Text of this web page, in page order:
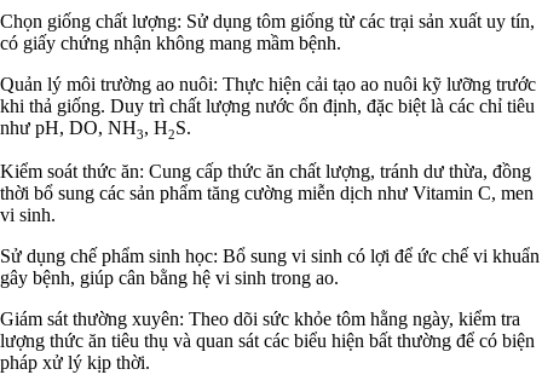
Chọn giống chất lượng: Sử dụng tôm giống từ các trại sản xuất uy tín,
có giấy chứng nhận không mang mầm bệnh.
Quản lý môi trường ao nuôi: Thực hiện cải tạo ao nuôi kỹ lưỡng trước
khi thả giống. Duy trì chất lượng nước ổn định, đặc biệt là các chỉ tiêu
như pH, DO, NH3, H2S.
Kiểm soát thức ăn: Cung cấp thức ăn chất lượng, tránh dư thừa, đồng
thời bổ sung các sản phẩm tăng cường miễn dịch như Vitamin C, men
vi sinh.
Sử dụng chế phẩm sinh học: Bổ sung vi sinh có lợi để ức chế vi khuẩn
gây bệnh, giúp cân bằng hệ vi sinh trong ao.
Giám sát thường xuyên: Theo dõi sức khỏe tôm hằng ngày, kiểm tra
lượng thức ăn tiêu thụ và quan sát các biểu hiện bất thường để có biện
pháp xử lý kịp thời.